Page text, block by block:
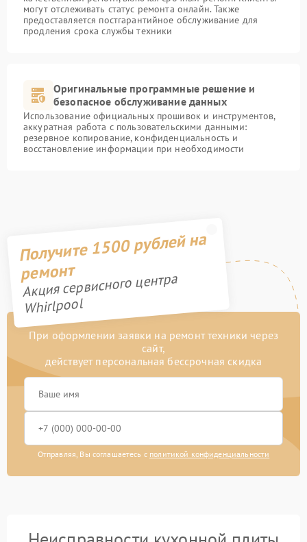
могут отслеживать статус ремонта онлайн. Также
предоставляется постгарантийное обслуживание для
продления срока службы техники
Оригинальные программные решение и
безопасное обслуживание данных
Использование официальных прошивок и инструментов,
аккуратная работа с пользовательскими данными:
резервное копирование, конфиденциальность и
восстановление информации при необходимости
Получите 1500 рублей на
ремонт
Акция сервисного центра
Whirlpool
При оформлении заявки на ремонт техники через
сайт,
действует персональная бессрочная скидка
Отправляя, Вы соглашаетесь с политикой конфиденциальности